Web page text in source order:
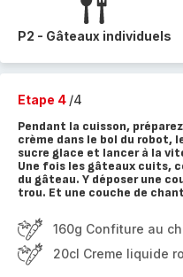
P2 - Gâteaux individuels
Etape 4 /4
Pendant la cuisson,
crème dans le bol du robot,
sucre glace et lancer à la
Une fois les gâteaux cuits,
du gâteau. Y déposer une
trou. Et une couche de
160g Confiture au
20cl Creme liquide